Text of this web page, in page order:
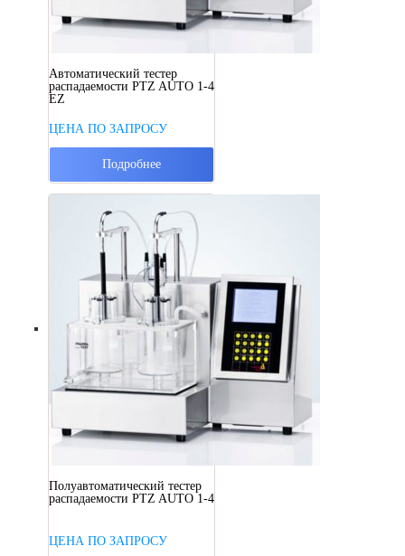
Автоматический тестер
распадаемости PTZ AUTO 1-4
EZ
ЦЕНА ПО ЗАПРОСУ
Подробнее
Полуавтоматический тестер
распадаемости PTZ AUTO 1-4
ЦЕНА ПО ЗАПРОСУ